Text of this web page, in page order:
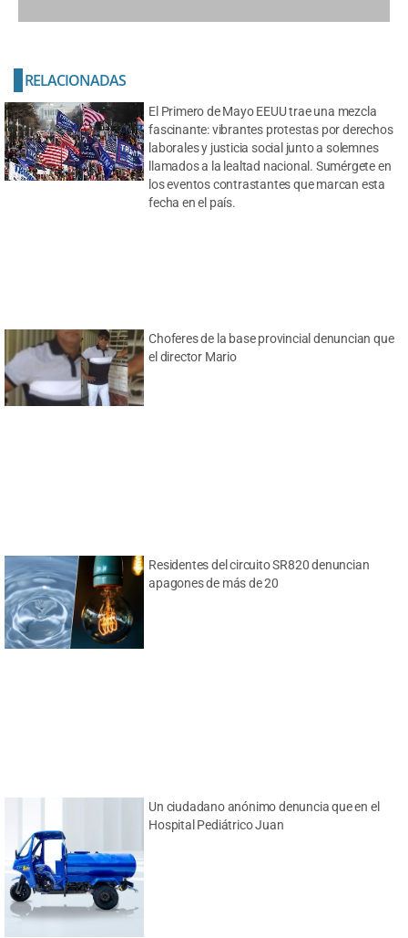
El Primero de Mayo EEUU trae una mezcla
fascinante: vibrantes protestas por derechos
laborales y justicia social junto a solemnes
llamados a la lealtad nacional. Sumérgete en
los eventos contrastantes que marcan esta
fecha en el país.
Choferes de la base provincial denuncian que
el director Mario
Residentes del circuito SR820 denuncian
apagones de más de 20
Un ciudadano anónimo denuncia que en el
Hospital Pediátrico Juan
RELACIONADAS